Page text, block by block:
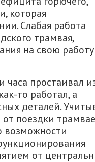
которая
Слабая работа
трамвая,
на свою
часа простаивал
то работал, а
деталей.
поездки
возможности
от